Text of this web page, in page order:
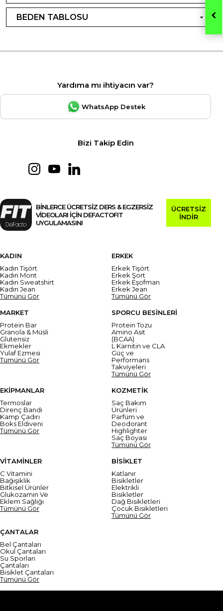
BEDEN TABLOSU
Yardıma mı ihtiyacın var?
WhatsApp Destek
Bizi Takip Edin
BİNLERCE ÜCRETSİZ DERS & EGZERSİZ
VİDEOLARI İÇİN DEFACTOFIT
UYGULAMASINI
ÜCRETSİZ
İNDİR
KADIN
Kadın Tişört
Kadın Mont
Kadın Sweatshirt
Kadın Jean
Tümünü Gör
ERKEK
Erkek Tişört
Erkek Şort
Erkek Eşofman
Erkek Jean
Tümünü Gör
MARKET
Protein Bar
Granola & Müsli
Glutensiz
Ekmekler
Yulaf Ezmesi
Tümünü Gör
SPORCU BESİNLERİ
Protein Tozu
Amino Asit
(BCAA)
L Karnitin ve CLA
Güç ve
Performans
Takviyeleri
Tümünü Gör
EKİPMANLAR
Termoslar
Direnç Bandı
Kamp Çadırı
Boks Eldiveni
Tümünü Gör
KOZMETİK
Saç Bakım
Ürünleri
Parfüm ve
Deodorant
Highlighter
Saç Boyası
Tümünü Gör
VİTAMİNLER
C Vitamini
Bağışıklık
Bitkisel Ürünler
Glukozamin Ve
Eklem Sağlığı
Tümünü Gör
BİSİKLET
Katlanır
Bisikletler
Elektrikli
Bisikletler
Dağ Bisikletleri
Çocuk Bisikletleri
Tümünü Gör
ÇANTALAR
Bel Çantaları
Okul Çantaları
Su Sporları
Çantaları
Bisiklet Çantaları
Tümünü Gör